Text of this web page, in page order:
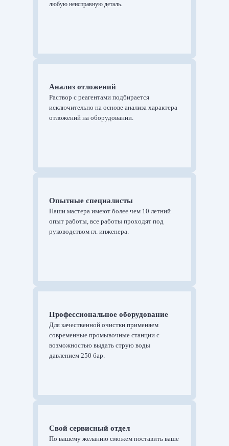
любую неисправную деталь.
Анализ отложений
Раствор с реагентами подбирается
исключительно на основе анализа характера
отложений на оборудовании.
Опытные специалисты
Наши мастера имеют более чем 10 летний
опыт работы, все работы проходят под
руководством гл. инженера.
Профессиональное оборудование
Для качественной очистки применяем
современные промывочные станции с
возможностью выдать струю воды
давлением 250 бар.
Свой сервисный отдел
По вашему желанию сможем поставить ваше